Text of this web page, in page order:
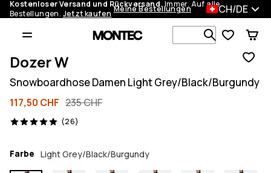
Kostenloser Versand und Rückversand.Immer. Auf alle
Bestellungen. Jetzt kaufen Meine Bestellungen CH/DE
Dozer W
Snowboardhose Damen Light Grey/Black/Burgundy
117,50 CHF 235 CHF
(26)
26 Reviews, 5/5
Farbe Light Grey/Black/Burgundy